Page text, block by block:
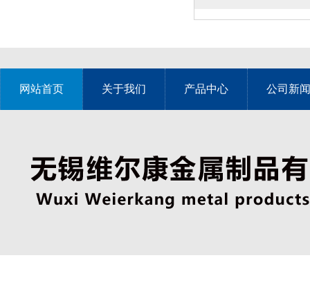
网站首页 关于我们 产品中心 公司新闻